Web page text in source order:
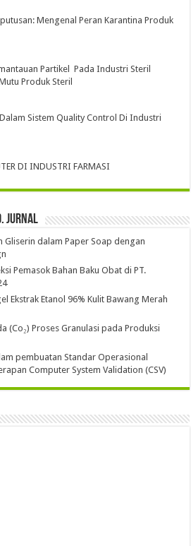
Mengenal Peran Karantina Produk
Partikel Pada Industri Steril
Produk Steril
Sistem Quality Control Di Industri
DI INDUSTRI FARMASI
Jurnal
dalam Paper Soap dengan
Pemasok Bahan Baku Obat di PT.
Ekstrak Etanol 96% Kulit Bawang Merah
(Co₂) Proses Granulasi pada Produksi
pembuatan Standar Operasional
Computer System Validation (CSV)